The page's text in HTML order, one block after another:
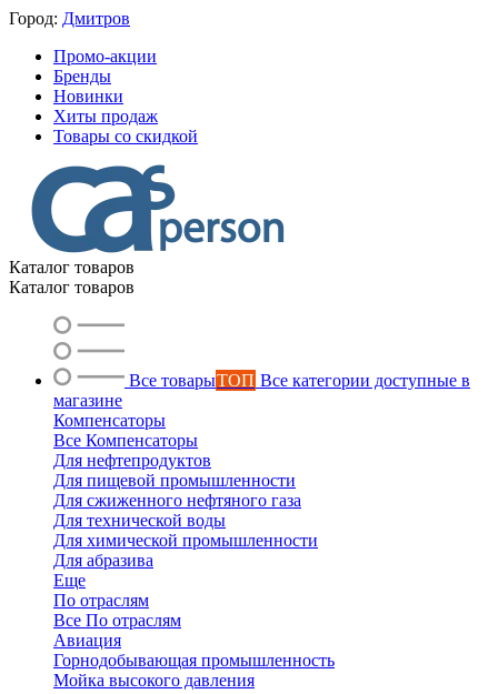
Город: Дмитров
Промо-акции
Бренды
Новинки
Хиты продаж
Товары со скидкой
Каталог товаров
Каталог товаров
Все товарыТОП Все категории доступные в
магазине
Компенсаторы
Все Компенсаторы
Для нефтепродуктов
Для пищевой промышленности
Для сжиженного нефтяного газа
Для технической воды
Для химической промышленности
Для абразива
Еще
По отраслям
Все По отраслям
Авиация
Горнодобывающая промышленность
Мойка высокого давления